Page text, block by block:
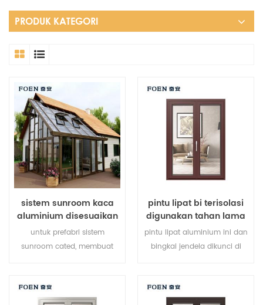
PRODUK KATEGORI
sistem sunroom kaca
aluminium disesuaikan
untuk prefabri sistem
sunroom cated, membuat
pintu lipat bi terisolasi
digunakan tahan lama
untuk hotel tepi laut
pintu lipat aluminium ini dan
bingkai jendela dikunci di
anti-pencurian sangat baik.